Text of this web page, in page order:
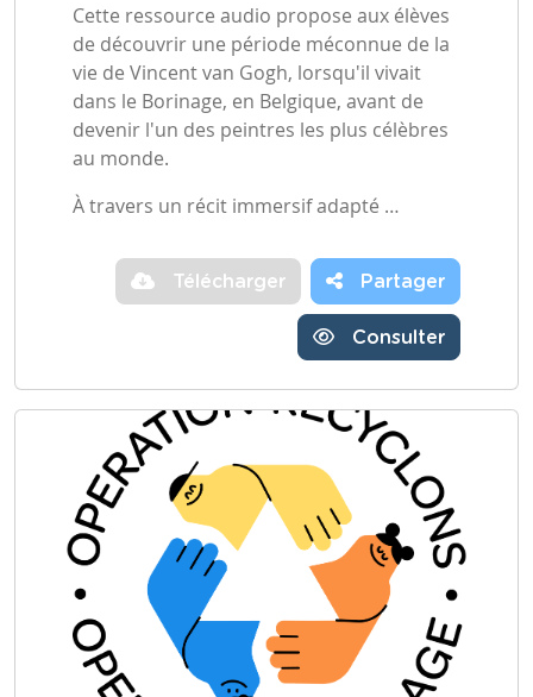
Cette ressource audio propose aux élèves
de découvrir une période méconnue de la
vie de Vincent van Gogh, lorsqu'il vivait
dans le Borinage, en Belgique, avant de
devenir l'un des peintres les plus célèbres
au monde.
À travers un récit immersif adapté …
Télécharger Partager
Consulter